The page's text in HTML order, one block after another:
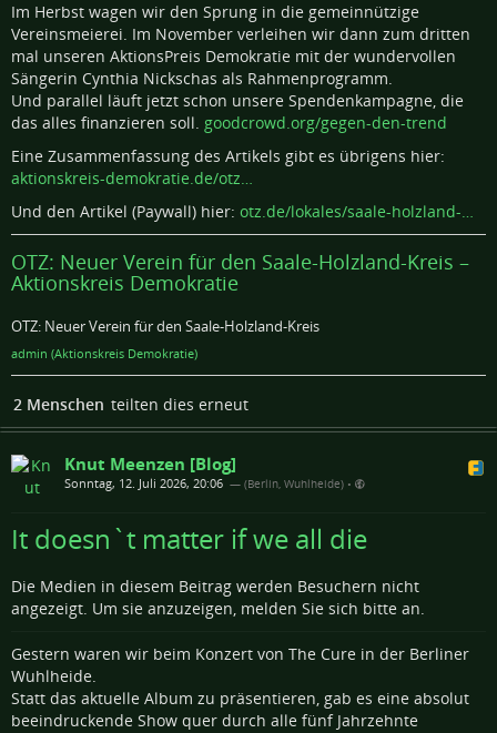
Im Herbst wagen wir den Sprung in die gemeinnützige
Vereinsmeierei. Im November verleihen wir dann zum dritten
mal unseren AktionsPreis Demokratie mit der wundervollen
Sängerin Cynthia Nickschas als Rahmenprogramm.
Und parallel läuft jetzt schon unsere Spendenkampagne, die
das alles finanzieren soll. goodcrowd.org/gegen-den-trend
Eine Zusammenfassung des Artikels gibt es übrigens hier:
aktionskreis-demokratie.de/otz…
Und den Artikel (Paywall) hier: otz.de/lokales/saale-holzland-…
OTZ: Neuer Verein für den Saale-Holzland-Kreis –
Aktionskreis Demokratie
OTZ: Neuer Verein für den Saale-Holzland-Kreis
admin (Aktionskreis Demokratie)
2 Menschen teilten dies erneut
Knut Meenzen [Blog]
Sonntag, 12. Juli 2026, 20:06 — (Berlin, Wuhlheide) •
It doesn`t matter if we all die
Die Medien in diesem Beitrag werden Besuchern nicht
angezeigt. Um sie anzuzeigen, melden Sie sich bitte an.
Gestern waren wir beim Konzert von The Cure in der Berliner
Wuhlheide.
Statt das aktuelle Album zu präsentieren, gab es eine absolut
beeindruckende Show quer durch alle fünf Jahrzehnte